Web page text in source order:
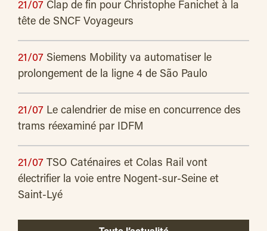
21/07 Clap de fin pour Christophe Fanichet à la
tête de SNCF Voyageurs
21/07 Siemens Mobility va automatiser le
prolongement de la ligne 4 de São Paulo
21/07 Le calendrier de mise en concurrence des
trams réexaminé par IDFM
21/07 TSO Caténaires et Colas Rail vont
électrifier la voie entre Nogent-sur-Seine et
Saint-Lyé